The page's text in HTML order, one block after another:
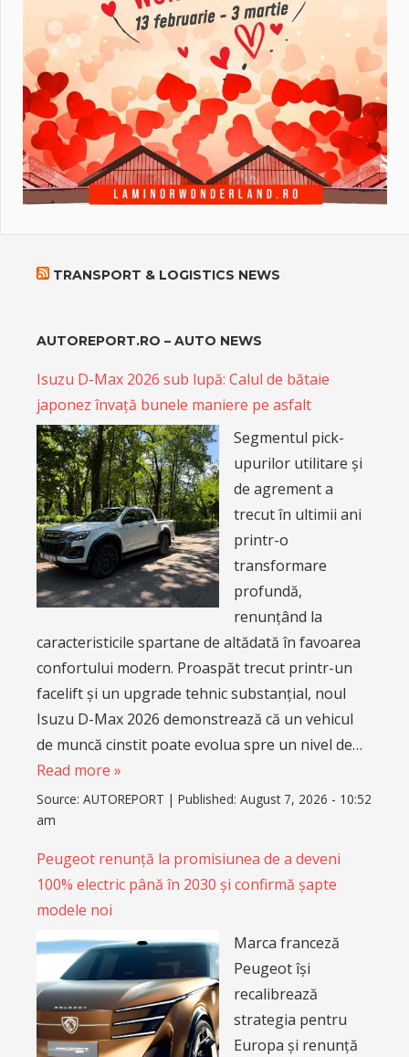
TRANSPORT & LOGISTICS NEWS
AUTOREPORT.RO – AUTO NEWS
Isuzu D-Max 2026 sub lupă: Calul de bătaie
japonez învață bunele maniere pe asfalt
Segmentul pick-
upurilor utilitare și
de agrement a
trecut în ultimii ani
printr-o
transformare
profundă,
renunțând la
caracteristicile spartane de altădată în favoarea
confortului modern. Proaspăt trecut printr-un
facelift și un upgrade tehnic substanțial, noul
Isuzu D-Max 2026 demonstrează că un vehicul
de muncă cinstit poate evolua spre un nivel de…
Read more »
Source: AUTOREPORT | Published: August 7, 2026 - 10:52
am
Peugeot renunță la promisiunea de a deveni
100% electric până în 2030 și confirmă șapte
modele noi
Marca franceză
Peugeot își
recalibrează
strategia pentru
Europa și renunță